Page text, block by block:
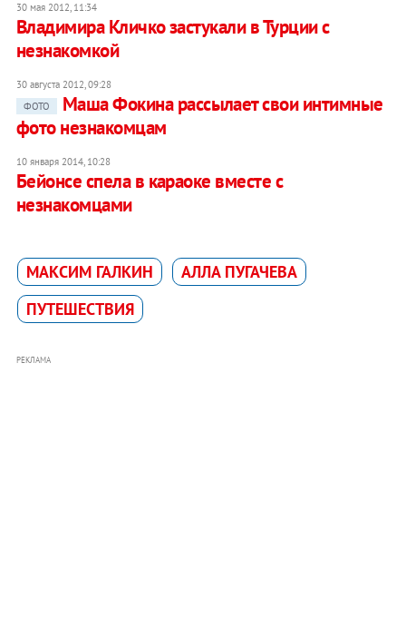
30 мая 2012, 11:34
Владимира Кличко застукали в Турции с
незнакомкой
30 августа 2012, 09:28
ФОТО
Маша Фокина рассылает свои интимные
фото незнакомцам
10 января 2014, 10:28
Бейонсе спела в караоке вместе с
незнакомцами
МАКСИМ ГАЛКИН
АЛЛА ПУГАЧЕВА
ПУТЕШЕСТВИЯ
РЕКЛАМА